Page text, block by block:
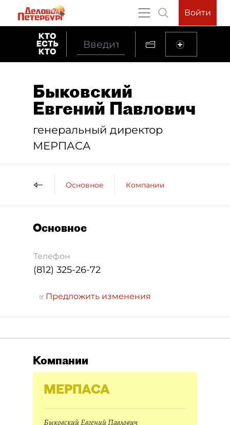
Войти
Быковский
Евгений Павлович
генеральный директор
МЕРПАСА
Основное Компании
Основное
Телефон
(812) 325-26-72
Предложить изменения
Компании
МЕРПАСА
Быковский Евгений Павлович